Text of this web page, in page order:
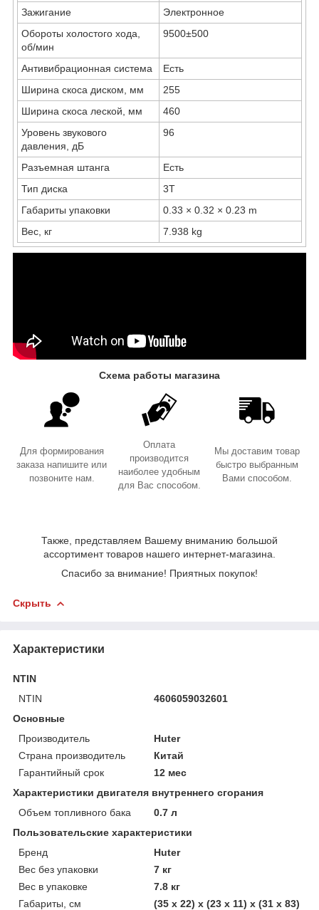
Зажигание
Электронное
Обороты холостого хода,
об/мин
9500±500
Антивибрационная система
Есть
Ширина скоса диском, мм
255
Ширина скоса леской, мм
460
Уровень звукового
давления, дБ
96
Разъемная штанга
Есть
Тип диска
3Т
Габариты упаковки
0.33 × 0.32 × 0.23 m
Вес, кг
7.938 kg
Схема работы магазина
Для формирования
заказа напишите или
позвоните нам.
Оплата
производится
наиболее удобным
для Вас способом.
Мы доставим товар
быстро выбранным
Вами способом.
Также, представляем Вашему вниманию большой
ассортимент товаров нашего интернет-магазина.
Спасибо за внимание! Приятных покупок!
Скрыть
Характеристики
NTIN
NTIN
4606059032601
Основные
Производитель
Huter
Страна производитель
Китай
Гарантийный срок
12 мес
Характеристики двигателя внутреннего сгорания
Объем топливного бака
0.7 л
Пользовательские характеристики
Бренд
Huter
Вес без упаковки
7 кг
Вес в упаковке
7.8 кг
Габариты, см
(35 х 22) х (23 х 11) х (31 х 83)